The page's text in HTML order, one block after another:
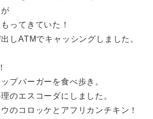
ってきていた！
しATMでキャッシングしました。
プバーガーを食べ歩き。
のエスコーダにしました。
のコロッケとアフリカンチキン！